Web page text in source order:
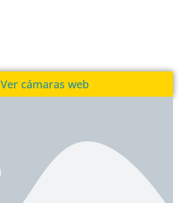
Ver cámaras web